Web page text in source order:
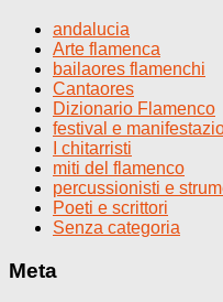
andalucia
Arte flamenca
bailaores flamenchi
Cantaores
Dizionario Flamenco
festival e
I chitarristi
miti del flamenco
percussionisti e
Poeti e scrittori
Senza categoria
Meta